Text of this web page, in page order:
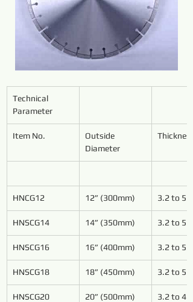
Technical
Parameter
Item No.
Outside
Diameter
Thickness
HNCG12 12” (300mm) 3.2 to 5.4
HNSCG14 14” (350mm) 3.2 to 5.4
HNSCG16 16” (400mm) 3.2 to 5.4
HNSCG18 18” (450mm) 3.2 to 5.4
HNSCG20 20” (500mm) 3.2 to 4.8